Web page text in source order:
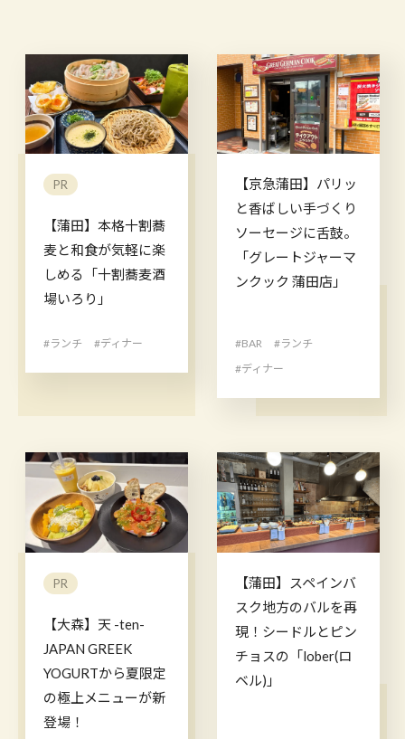
PR
【蒲田】本格十割蕎
麦と和食が気軽に楽
しめる「十割蕎麦酒
場いろり」
#ランチ #ディナー
【京急蒲田】パリッ
と香ばしい手づくり
ソーセージに舌鼓。
「グレートジャーマ
ンクック 蒲田店」
#BAR
#ランチ
#ディナー
PR
【大森】天 -ten-
JAPAN GREEK
YOGURTから夏限定
の極上メニューが新
登場！
【蒲田】スペインバ
スク地方のバルを再
現！シードルとピン
チョスの「lober(ロ
ベル)」